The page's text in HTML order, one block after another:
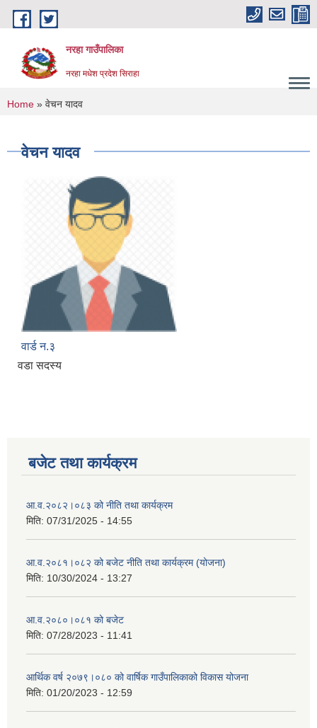
Skip to main content
नरहा गाउँपालिका
नरहा मधेश प्रदेश सिराहा
You are here
Home » वेचन यादव
वेचन यादव
वार्ड न.३
वडा सदस्य
बजेट तथा कार्यक्रम
आ.व.२०८२।०८३ को नीति तथा कार्यक्रम
मिति: 07/31/2025 - 14:55
आ.व.२०८१।०८२ को बजेट नीति तथा कार्यक्रम (योजना)
मिति: 10/30/2024 - 13:27
आ.व.२०८०।०८१ को बजेट
मिति: 07/28/2023 - 11:41
आर्थिक वर्ष २०७९।०८० को वार्षिक गाउँपालिकाको विकास योजना
मिति: 01/20/2023 - 12:59